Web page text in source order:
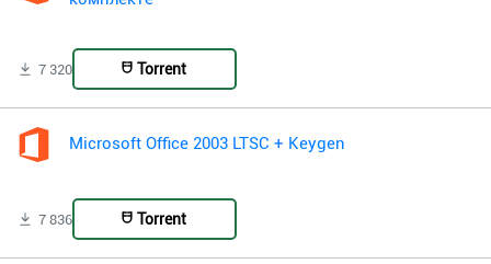
7 320 Torrent
Microsoft Office 2003 LTSC + Keygen
7 836 Torrent